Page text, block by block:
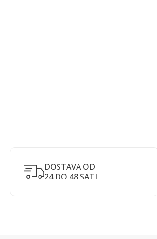
DOSTAVA OD
24 DO 48 SATI